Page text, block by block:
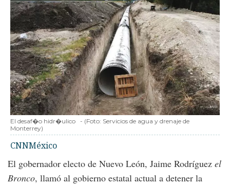
El desaf�o hidr�ulico - (Foto: Servicios de agua y drenaje de
Monterrey)
CNNMéxico
El gobernador electo de Nuevo León, Jaime Rodríguez el
Bronco, llamó al gobierno estatal actual a detener la